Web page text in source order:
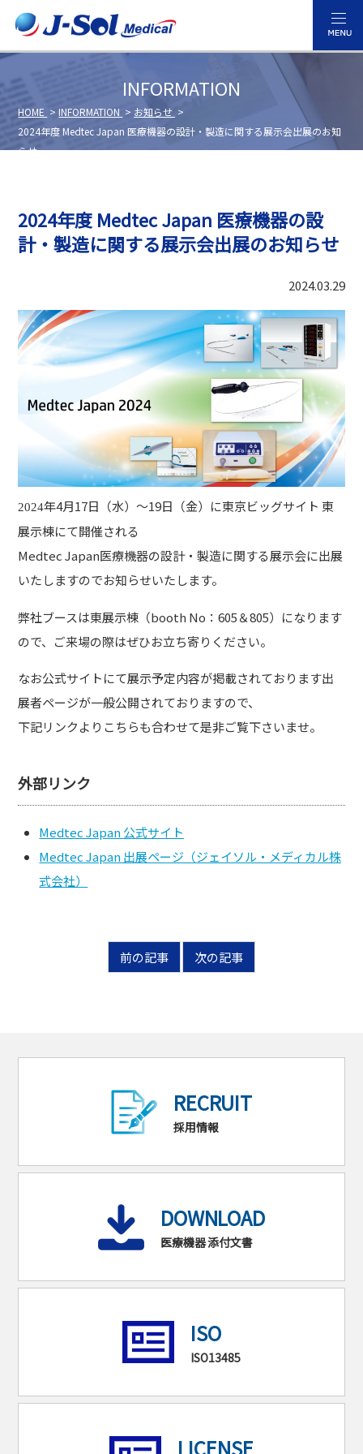
INFORMATION
HOME INFORMATION
お知らせ
2024年度 Medtec Japan 医療機器の設計・製造に関する展示会出展のお知
らせ
2024年度 Medtec Japan 医療機器の設
計・製造に関する展示会出展のお知らせ
2024.03.29
2024年4月17日（水）～19日（金）に東京ビッグサイト 東
展示棟にて開催される
Medtec Japan医療機器の設計・製造に関する展示会に出展
いたしますのでお知らせいたします。
弊社ブースは東展示棟（booth No：605＆805）になります
ので、ご来場の際はぜひお立ち寄りください。
なお公式サイトにて展示予定内容が掲載されております出
展者ページが一般公開されておりますので、
下記リンクよりこちらも合わせて是非ご覧下さいませ。
外部リンク
Medtec Japan 公式サイト
Medtec Japan 出展ページ（ジェイソル・メディカル株
式会社）
前の記事 次の記事
RECRUIT
採用情報
DOWNLOAD
医療機器 添付文書
ISO
ISO13485
LICENSE